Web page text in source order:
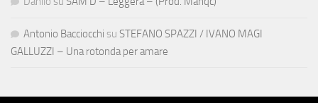
Antonio Bacciocchi su STEFANO SPAZZI / IVANO MAGI
GALLUZZI – Una rotonda per amare